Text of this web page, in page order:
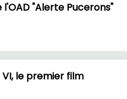
l'OAD "Alerte Pucerons"
le premier film